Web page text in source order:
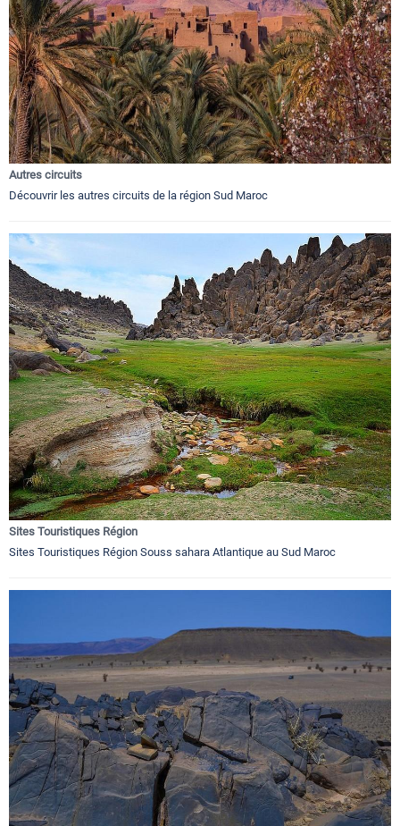
Autres circuits
Découvrir les autres circuits de la région Sud Maroc
Sites Touristiques Région
Sites Touristiques Région Souss sahara Atlantique au Sud Maroc